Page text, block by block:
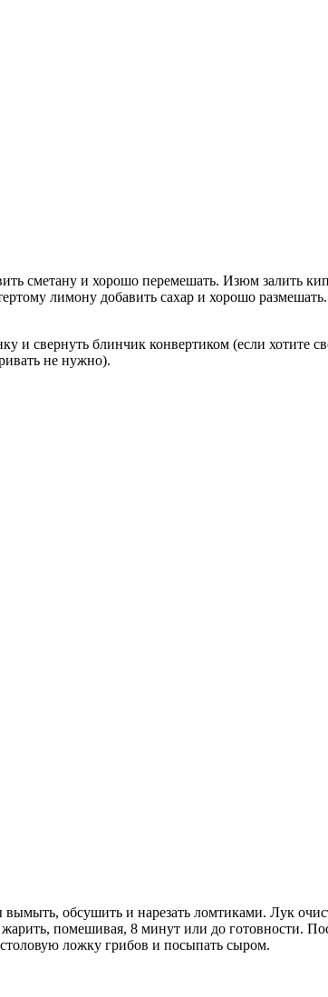
сметану и хорошо перемешать. Изюм залить
лимону добавить сахар и хорошо
свернуть блинчик конвертиком (если хотите
не нужно).
обсушить и нарезать ломтиками. Лук
помешивая, 8 минут или до готовности.
ложку грибов и посыпать сыром.